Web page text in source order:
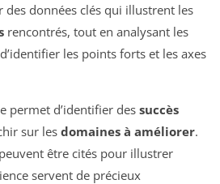
données clés qui illustrent les
rencontrés, tout en analysant les
les points forts et les axes
permet d’identifier des succès
sur les domaines à améliorer.
être cités pour illustrer
servent de précieux